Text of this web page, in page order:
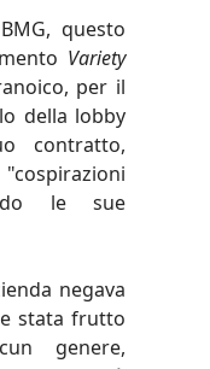
questo
Variety
per il
della lobby
contratto,
le sue
negava
stata frutto
genere,